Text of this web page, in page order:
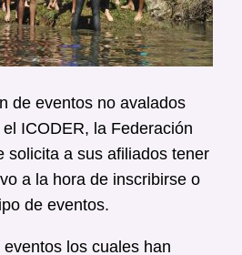
de eventos no avalados
ICODER, la Federación
solicita a sus afiliados tener
a la hora de inscribirse o
de eventos.
los cuales han